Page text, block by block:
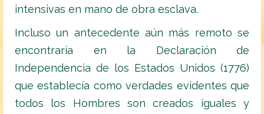
intensivas en mano de obra esclava.
Incluso un antecedente aún más remoto se
encontraría en la Declaración de
Independencia de los Estados Unidos (1776)
que establecía como verdades evidentes que
todos los Hombres son creados iguales y